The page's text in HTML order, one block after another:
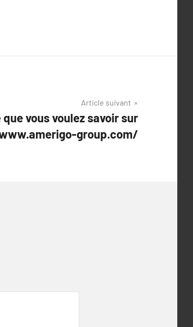
Article suivant
que vous voulez savoir sur
group.com/